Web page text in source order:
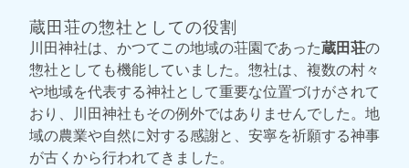
蔵田荘の惣社としての役割
川田神社は、かつてこの地域の荘園であった蔵田荘の
惣社としても機能していました。惣社は、複数の村々
や地域を代表する神社として重要な位置づけがされて
おり、川田神社もその例外ではありませんでした。地
域の農業や自然に対する感謝と、安寧を祈願する神事
が古くから行われてきました。